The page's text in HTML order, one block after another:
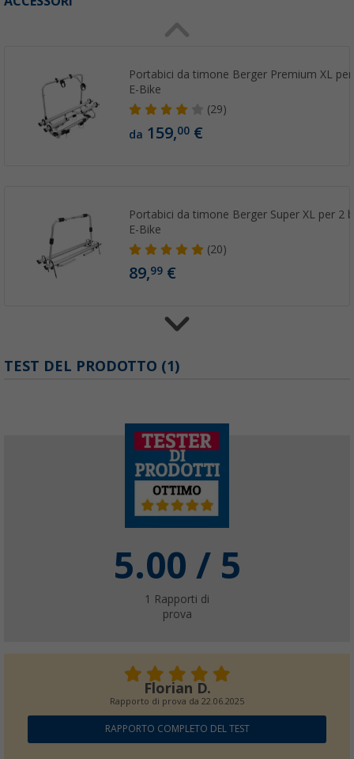
Portabici da timone Berger Premium XL
E-Bike
(29)
da 159,00 €
Portabici da timone Berger Super XL per 2
E-Bike
(20)
89,99 €
Cinghie di fissaggio universali Berger per
Telo copribici protettivo Berger 300D per
(61)
29,99€
TEST DEL PRODOTTO (1)
5.00 / 5
1 Rapporti di
prova
Florian D.
Rapporto di prova da 22.06.2025
RAPPORTO COMPLETO DEL TEST